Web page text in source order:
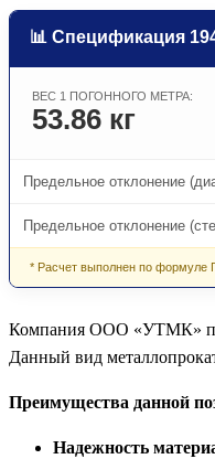
📊 Спецификация
ВЕС 1 ПОГОННОГО МЕТРА:
53.86 кг
Предельное отклонение
Предельное отклонение
* Расчет выполнен по формуле
Компания ООО «УТМК»
Данный вид
Преимущества данной
Надежность